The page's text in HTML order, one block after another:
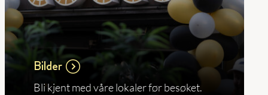
Bilder
Bli kjent med våre lokaler før besøket.